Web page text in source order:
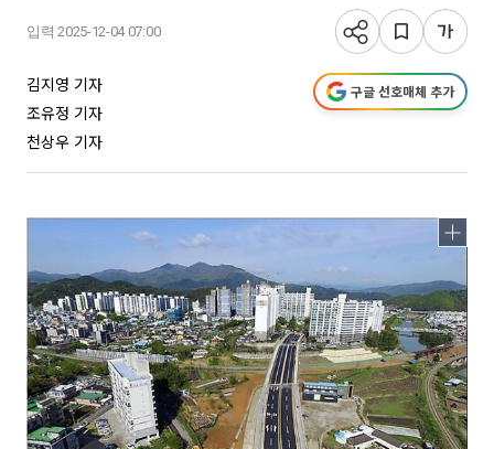
입력 2025-12-04 07:00
김지영 기자
조유정 기자
천상우 기자
구글 선호매체 추가